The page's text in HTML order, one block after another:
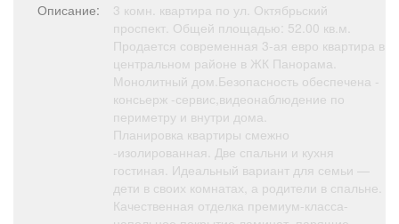
Я - пенсионер
Описание:
3 комн. квартира по ул. Октябрьский
проспект. Общей площадью: 52.00 кв.м.
Продается современная 3-ая евро квартира в
центральном районе в ЖК Панорама.
Монолитный дом.Безопасность обеспечена -
консьерж -сервис,видеонаблюдение по
периметру и внутри дома.
Планировка квартиры смежно
-изолированная. Две спальни и кухня
гостиная. Идеальный вариант для семьи —
дети в своих комнатах, а родители в спальне.
Качественная отделка премиум-класса-